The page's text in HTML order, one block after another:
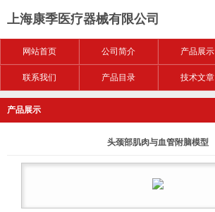
上海康季医疗器械有限公司
网站首页 公司简介 产品展示
联系我们 产品目录 技术文章
产品展示
头颈部肌肉与血管附脑模型